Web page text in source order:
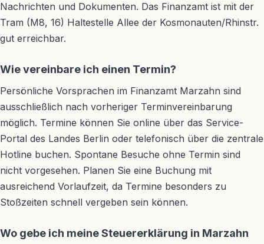
Nachrichten und Dokumenten. Das Finanzamt ist mit der
Tram (M8, 16) Haltestelle Allee der Kosmonauten/Rhinstr.
gut erreichbar.
Wie vereinbare ich einen Termin?
Persönliche Vorsprachen im Finanzamt Marzahn sind
ausschließlich nach vorheriger Terminvereinbarung
möglich. Termine können Sie online über das Service-
Portal des Landes Berlin oder telefonisch über die zentrale
Hotline buchen. Spontane Besuche ohne Termin sind
nicht vorgesehen. Planen Sie eine Buchung mit
ausreichend Vorlaufzeit, da Termine besonders zu
Stoßzeiten schnell vergeben sein können.
Wo gebe ich meine Steuererklärung in Marzahn